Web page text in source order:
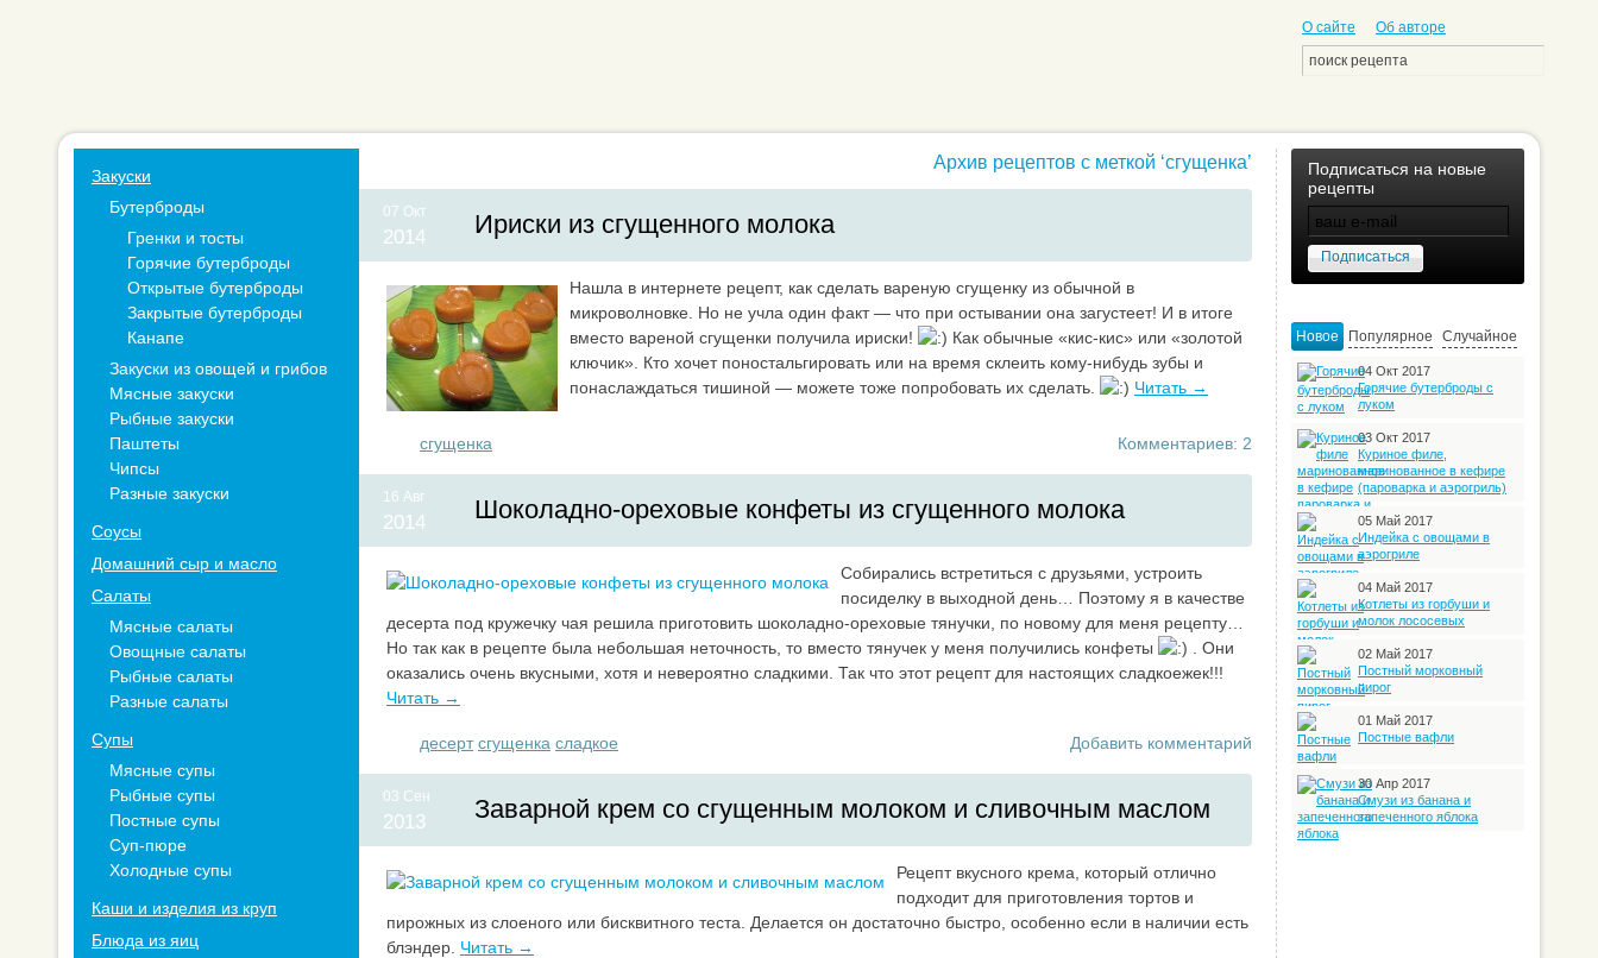
О сайте Об авторе
Архив рецептов с меткой ‘сгущенка’
07 Окт
2014 Ириски из сгущенного молока
Нашла в интернете рецепт, как сделать вареную сгущенку из обычной в
микроволновке. Но не учла один факт — что при остывании она загустеет! И в итоге
вместо вареной сгущенки получила ириски!
Как обычные «кис-кис» или «золотой
ключик». Кто хочет поностальгировать или на время склеить кому-нибудь зубы и
понаслаждаться тишиной — можете тоже попробовать их сделать.
Читать →
сгущенка Комментариев: 2
16 Авг
2014 Шоколадно-ореховые конфеты из сгущенного молока
Собирались встретиться с друзьями, устроить
посиделку в выходной день… Поэтому я в качестве
десерта под кружечку чая решила приготовить шоколадно-ореховые тянучки, по новому для меня рецепту…
Но так как в рецепте была небольшая неточность, то вместо тянучек у меня получились конфеты
. Они
оказались очень вкусными, хотя и невероятно сладкими. Так что этот рецепт для настоящих сладкоежек!!!
Читать →
десерт сгущенка сладкое Добавить комментарий
03 Сен
2013 Заварной крем со сгущенным молоком и сливочным маслом
Рецепт вкусного крема, который отлично
подходит для приготовления тортов и
пирожных из слоеного или бисквитного теста. Делается он достаточно быстро, особенно если в наличии есть
блэндер. Читать →
Подписаться на новые
рецепты
Новое Популярное Случайное
04 Окт 2017
Горячие бутерброды с
луком
03 Окт 2017
Куриное филе,
маринованное в кефире
(пароварка и аэрогриль)
05 Май 2017
Индейка с овощами в
аэрогриле
04 Май 2017
Котлеты из горбуши и
молок лососевых
02 Май 2017
Постный морковный
пирог
01 Май 2017
Постные вафли
30 Апр 2017
Смузи из банана и
запеченного яблока
Закуски
Бутерброды
Гренки и тосты
Горячие бутерброды
Открытые бутерброды
Закрытые бутерброды
Канапе
Закуски из овощей и грибов
Мясные закуски
Рыбные закуски
Паштеты
Чипсы
Разные закуски
Соусы
Домашний сыр и масло
Салаты
Мясные салаты
Овощные салаты
Рыбные салаты
Разные салаты
Супы
Мясные супы
Рыбные супы
Постные супы
Суп-пюре
Холодные супы
Каши и изделия из круп
Блюда из яиц